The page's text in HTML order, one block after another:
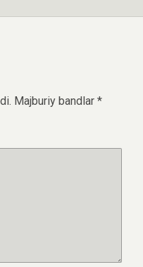
Majburiy bandlar *